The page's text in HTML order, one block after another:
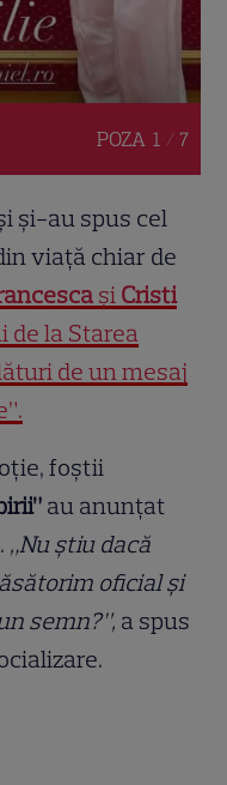
POZA 1 / 7
și-au spus cel
viață chiar de
și Cristi
de la Starea
de un mesaj
foștii
au anunțat
„Nu știu dacă
oficial și
semn?”, a spus